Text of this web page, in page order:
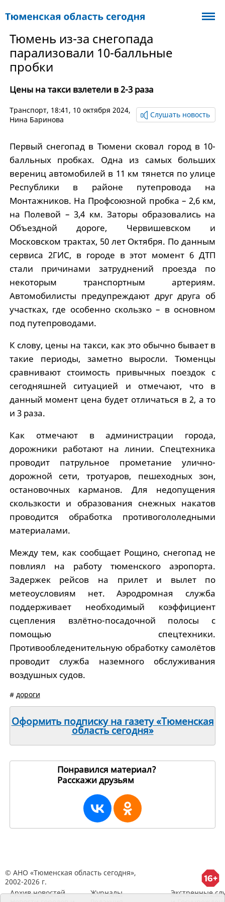
Тюмень из-за снегопада
парализовали 10-балльные
пробки
Цены на такси взлетели в 2-3 раза
Транспорт, 18:41, 10 октября 2024,
Нина Баринова
Слушать новость
Первый снегопад в Тюмени сковал город в 10-
балльных пробках. Одна из самых больших
верениц автомобилей в 11 км тянется по улице
Республики в районе путепровода на
Монтажников. На Профсоюзной пробка – 2,6 км,
на Полевой – 3,4 км. Заторы образовались на
Объездной дороге, Червишевском и
Московском трактах, 50 лет Октября. По данным
сервиса 2ГИС, в городе в этот момент 6 ДТП
стали причинами затруднений проезда по
некоторым транспортным артериям.
Автомобилисты предупреждают друг друга об
участках, где особенно скользко – в основном
под путепроводами.
К слову, цены на такси, как это обычно бывает в
такие периоды, заметно выросли. Тюменцы
сравнивают стоимость привычных поездок с
сегодняшней ситуацией и отмечают, что в
данный момент цена будет отличаться в 2, а то
и 3 раза.
Как отмечают в администрации города,
дорожники работают на линии. Спецтехника
проводит патрульное прометание улично-
дорожной сети, тротуаров, пешеходных зон,
остановочных карманов. Для недопущения
скользкости и образования снежных накатов
проводится обработка противогололедными
материалами.
Между тем, как сообщает Рощино, снегопад не
повлиял на работу тюменского аэропорта.
Задержек рейсов на прилет и вылет по
метеоусловиям нет. Аэродромная служба
поддерживает необходимый коэффициент
сцепления взлётно-посадочной полосы с
помощью спецтехники.
Противообледенительную обработку самолётов
проводит служба наземного обслуживания
воздушных судов.
# дороги
Оформить подписку на газету «Тюменская
область сегодня»
Понравился материал?
Расскажи друзьям
© АНО «Тюменская область сегодня»,
2002-2026 г.
Архив новостей
Журналы
Экстренные